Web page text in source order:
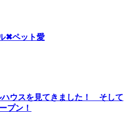
✖ペット愛
ハウスを見てきました！ そして
プン！